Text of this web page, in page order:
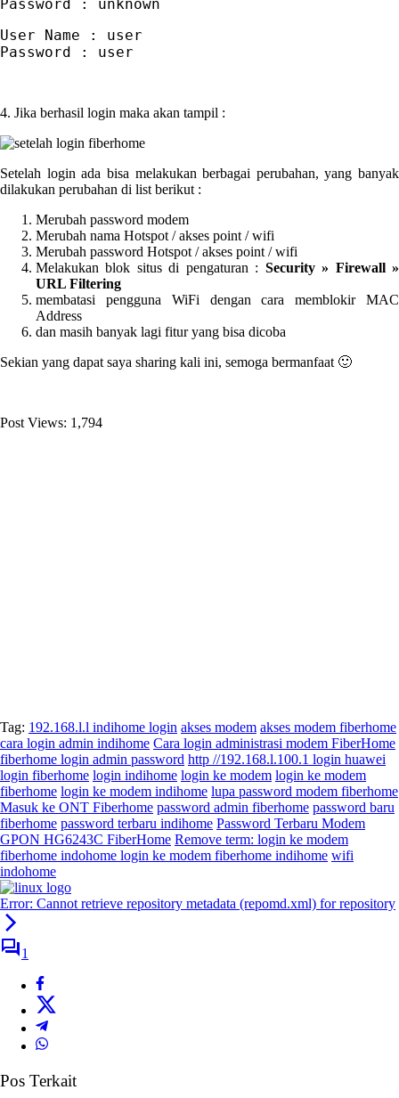
Password : unknown
User Name : user
Password : user
4. Jika berhasil login maka akan tampil :
Setelah login ada bisa melakukan berbagai perubahan, yang banyak
dilakukan perubahan di list berikut :
Merubah password modem
Merubah nama Hotspot / akses point / wifi
Merubah password Hotspot / akses point / wifi
Melakukan blok situs di pengaturan : Security » Firewall »
URL Filtering
membatasi pengguna WiFi dengan cara memblokir MAC
Address
dan masih banyak lagi fitur yang bisa dicoba
Sekian yang dapat saya sharing kali ini, semoga bermanfaat 🙂
Post Views: 1,794
Tag: 192.168.l.l indihome login akses modem akses modem fiberhome
cara login admin indihome Cara login administrasi modem FiberHome
fiberhome login admin password http //192.168.l.100.1 login huawei
login fiberhome login indihome login ke modem login ke modem
fiberhome login ke modem indihome lupa password modem fiberhome
Masuk ke ONT Fiberhome password admin fiberhome password baru
fiberhome password terbaru indihome Password Terbaru Modem
GPON HG6243C FiberHome Remove term: login ke modem
fiberhome indohome login ke modem fiberhome indihome wifi
indohome
Error: Cannot retrieve repository metadata (repomd.xml) for repository
1
Pos Terkait